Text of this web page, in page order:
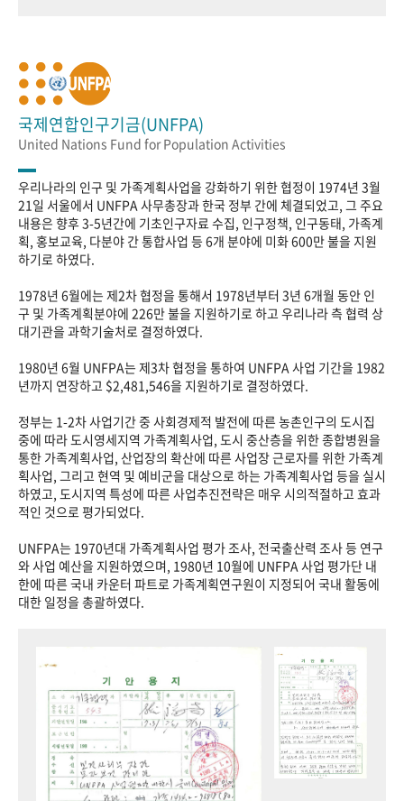
국제연합인구기금(UNFPA)
United Nations Fund for Population Activities
우리나라의 인구 및 가족계획사업을 강화하기 위한 협정이 1974년 3월
21일 서울에서 UNFPA 사무총장과 한국 정부 간에 체결되었고, 그 주요
내용은 향후 3-5년간에 기초인구자료 수집, 인구정책, 인구동태, 가족계
획, 홍보교육, 다분야 간 통합사업 등 6개 분야에 미화 600만 불을 지원
하기로 하였다.
1978년 6월에는 제2차 협정을 통해서 1978년부터 3년 6개월 동안 인
구 및 가족계획분야에 226만 불을 지원하기로 하고 우리나라 측 협력 상
대기관을 과학기술처로 결정하였다.
1980년 6월 UNFPA는 제3차 협정을 통하여 UNFPA 사업 기간을 1982
년까지 연장하고 $2,481,546을 지원하기로 결정하였다.
정부는 1-2차 사업기간 중 사회경제적 발전에 따른 농촌인구의 도시집
중에 따라 도시영세지역 가족계획사업, 도시 중산층을 위한 종합병원을
통한 가족계획사업, 산업장의 확산에 따른 사업장 근로자를 위한 가족계
획사업, 그리고 현역 및 예비군을 대상으로 하는 가족계획사업 등을 실시
하였고, 도시지역 특성에 따른 사업추진전략은 매우 시의적절하고 효과
적인 것으로 평가되었다.
UNFPA는 1970년대 가족계획사업 평가 조사, 전국출산력 조사 등 연구
와 사업 예산을 지원하였으며, 1980년 10월에 UNFPA 사업 평가단 내
한에 따른 국내 카운터 파트로 가족계획연구원이 지정되어 국내 활동에
대한 일정을 총괄하였다.